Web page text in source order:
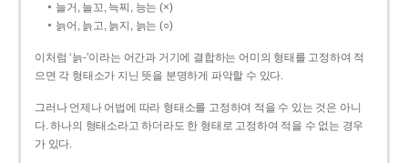
늘거, 늘꼬, 늑찌, 능는 (×)
늙어, 늙고, 늙지, 늙는 (○)
이처럼 ‘늙-­’이라는 어간과 거기에 결합하는 어미의 형태를 고정하여 적
으면 각 형태소가 지닌 뜻을 분명하게 파악할 수 있다.
그러나 언제나 어법에 따라 형태소를 고정하여 적을 수 있는 것은 아니
다. 하나의 형태소라고 하더라도 한 형태로 고정하여 적을 수 없는 경우
가 있다.